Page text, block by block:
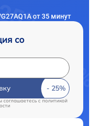
от 35 минут
со
соглашаетесь c политикой